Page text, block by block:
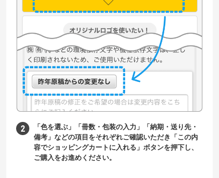
「色を選ぶ」「冊数・包装の入力」「納期・送り先・
備考」などの項目をそれぞれご確認いただき「この内
容でショッピングカートに入れる」ボタンを押下し、
ご購入をお進めください。